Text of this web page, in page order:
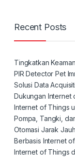
Recent Posts
Tingkatkan
PIR Detector Pet
Solusi Data
Dukungan Internet
Internet of Things
Pompa, Tangki,
Otomasi Jarak
Berbasis Internet
Internet of Things